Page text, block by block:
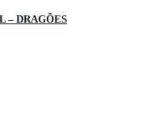
– DRAGÕES